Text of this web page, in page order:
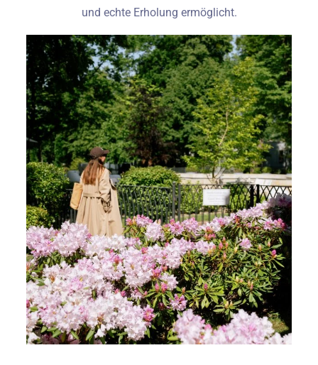
und echte Erholung ermöglicht.